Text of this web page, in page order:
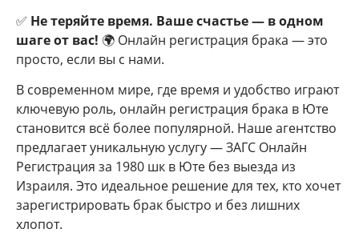
✅ Не теряйте время. Ваше счастье — в одном
шаге от вас! 🌍 Онлайн регистрация брака — это
просто, если вы с нами.
В современном мире, где время и удобство играют
ключевую роль, онлайн регистрация брака в Юте
становится всё более популярной. Наше агентство
предлагает уникальную услугу — ЗАГС Онлайн
Регистрация за 1980 шк в Юте без выезда из
Израиля. Это идеальное решение для тех, кто хочет
зарегистрировать брак быстро и без лишних
хлопот.